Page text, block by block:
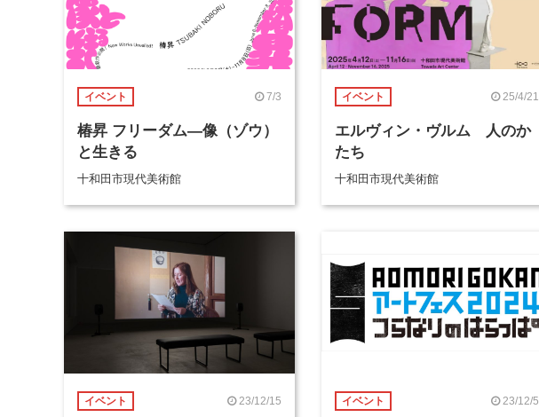
イベント 7/3
椿昇 フリーダム―像（ゾウ）
と生きる
十和田市現代美術館
イベント 25/4/21
エルヴィン・ヴルム 人のか
たち
十和田市現代美術館
イベント 23/12/15 イベント 23/12/5